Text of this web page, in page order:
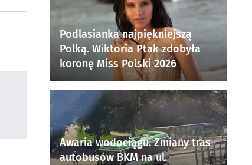
Podlasianka najpiękniejszą
Polką. Wiktoria Ptak zdobyła
koronę Miss Polski 2026
Awaria wodociągu. Zmiany tras
autobusów BKM na ul.